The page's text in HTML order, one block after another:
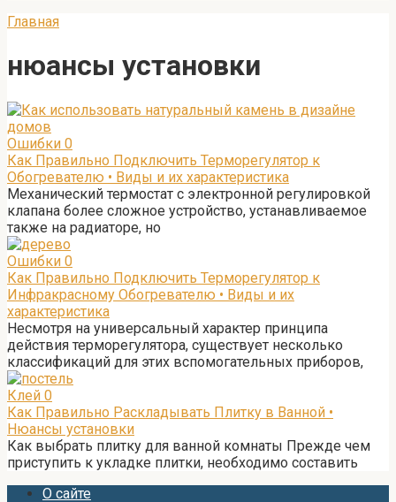
Главная
нюансы установки
Ошибки 0
Как Правильно Подключить Терморегулятор к
Обогревателю • Виды и их характеристика
Механический термостат с электронной регулировкой
клапана более сложное устройство, устанавливаемое
также на радиаторе, но
Ошибки 0
Как Правильно Подключить Терморегулятор к
Инфракрасному Обогревателю • Виды и их
характеристика
Несмотря на универсальный характер принципа
действия терморегулятора, существует несколько
классификаций для этих вспомогательных приборов,
Клей 0
Как Правильно Раскладывать Плитку в Ванной •
Нюансы установки
Как выбрать плитку для ванной комнаты Прежде чем
приступить к укладке плитки, необходимо составить
О сайте